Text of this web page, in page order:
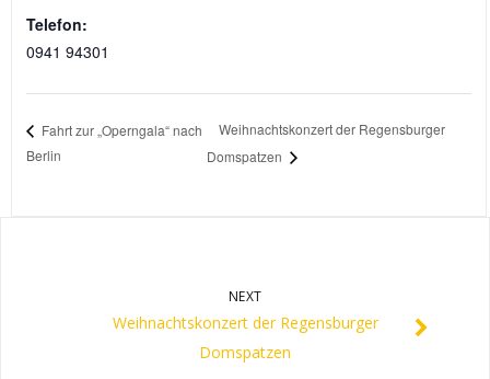
Telefon:
0941 94301
Fahrt zur „Operngala“ nach
Berlin
Weihnachtskonzert der Regensburger
Domspatzen
NEXT
Weihnachtskonzert der Regensburger
Domspatzen